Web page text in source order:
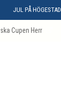
JUL PÅ HÖGESTAD
Cupen Herr